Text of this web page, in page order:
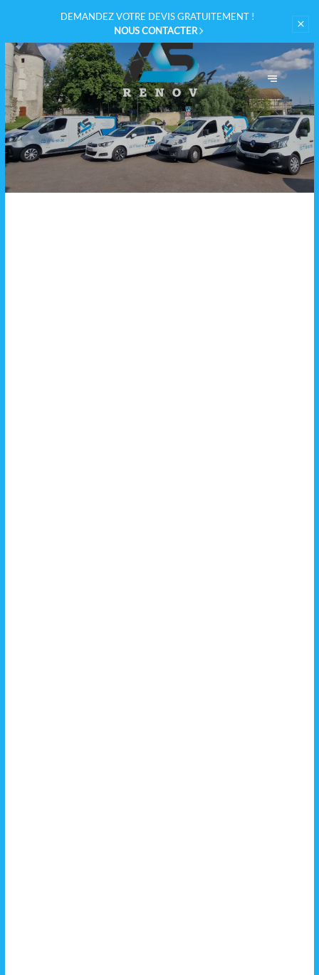
DEMANDEZ VOTRE DEVIS GRATUITEMENT !
NOUS CONTACTER
AS RENOV 27